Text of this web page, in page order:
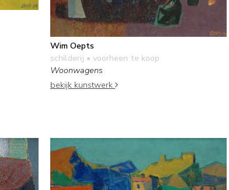
Wim Oepts
schilderij • voorheen te koop
Woonwagens
bekijk kunstwerk